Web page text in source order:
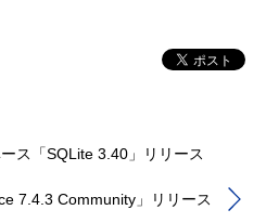
ス「SQLite 3.40」リリース
7.4.3 Community」リリース